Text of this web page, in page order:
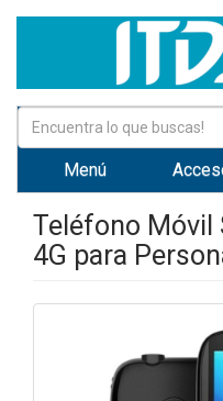
Menú
Teléfono Móvil
4G para